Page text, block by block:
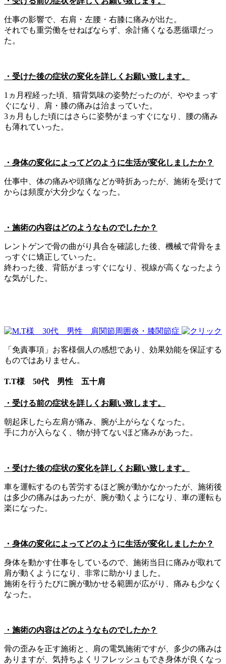
仕事の影響で、右肩・左腰・右膝に痛みが出た。
それでも重労働をせねばならず、余計痛くなる悪循環だっ
た。
・受けた後の症状の変化を詳しくお願い致します。
1ヵ月程経った頃、猫背気味の姿勢だったのが、ややまっす
ぐになり、肩・膝の痛みは治まっていた。
3ヵ月もした頃にはさらに姿勢がまっすぐになり、腰の痛み
も薄れていった。
・身体の変化によってどのように生活が変化しましたか？
仕事中、体の痛みや頭痛などが時折あったが、施術を受けて
からは頻度が大分少なくなった。
・施術の内容はどのようなものでしたか？
レントゲンで骨の曲がり具合を確認した後、機械で背骨をま
っすぐに矯正していった。
終わった後、背筋がまっすぐになり、視線が高くなったよう
な気がした。
「免責事項」お客様個人の感想であり、効果効能を保証する
ものではありません。
T.T様 50代 男性 五十肩
・受ける前の症状を詳しくお願い致します。
朝起床したら左肩が痛み、腕が上がらなくなった。
手に力が入らなく、物が持てないほど痛みがあった。
・受けた後の症状の変化を詳しくお願い致します。
車を運転するのも苦労するほど腕が動かなかったが、施術後
は多少の痛みはあったが、腕が動くようになり、車の運転も
楽になった。
・身体の変化によってどのように生活が変化しましたか？
身体を動かす仕事をしているので、施術当日に痛みが取れて
肩が動くようになり、非常に助かりました。
施術を行うたびに腕が動かせる範囲が広がり、痛みも少なく
なった。
・施術の内容はどのようなものでしたか？
骨の歪みを正す施術と、肩の電気施術ですが、多少の痛みは
ありますが、気持ちよくリフレッシュもでき身体が良くなっ